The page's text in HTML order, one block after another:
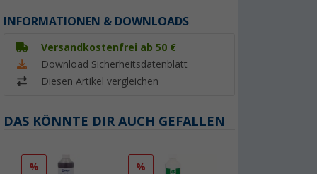
INFORMATIONEN & DOWNLOADS
Versandkostenfrei ab 50 €
Download Sicherheitsdatenblatt
Diesen Artikel vergleichen
DAS KÖNNTE DIR AUCH GEFALLEN
% %